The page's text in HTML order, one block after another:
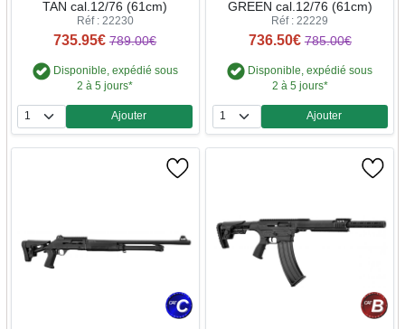
TAN cal.12/76 (61cm)
Réf : 22230
735.95€ 789.00€
Disponible, expédié sous
2 à 5 jours*
Quantité
Ajouter
GREEN cal.12/76 (61cm)
Réf : 22229
736.50€ 785.00€
Disponible, expédié sous
2 à 5 jours*
Quantité
Ajouter